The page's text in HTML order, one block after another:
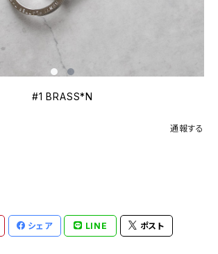
#1 BRASS*N
通報する
シェア LINE ポスト